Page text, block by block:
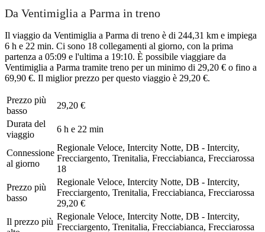
Da Ventimiglia a Parma in treno
Il viaggio da Ventimiglia a Parma di treno è di 244,31 km e impiega
6 h e 22 min. Ci sono 18 collegamenti al giorno, con la prima
partenza a 05:09 e l'ultima a 19:10. È possibile viaggiare da
Ventimiglia a Parma tramite treno per un minimo di 29,20 € o fino a
69,90 €. Il miglior prezzo per questo viaggio è 29,20 €.
Prezzo più
basso
29,20 €
Durata del
viaggio
6 h e 22 min
Connessione
al giorno
Regionale Veloce, Intercity Notte, DB - Intercity,
Frecciargento, Trenitalia, Frecciabianca, Frecciarossa
18
Prezzo più
basso
Regionale Veloce, Intercity Notte, DB - Intercity,
Frecciargento, Trenitalia, Frecciabianca, Frecciarossa
29,20 €
Il prezzo più
Regionale Veloce, Intercity Notte, DB - Intercity,
Frecciargento, Trenitalia, Frecciabianca, Frecciarossa